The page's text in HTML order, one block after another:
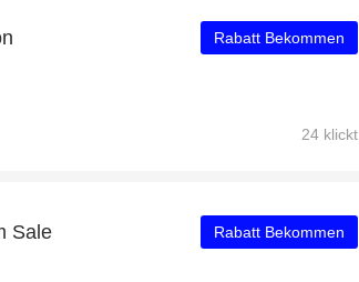
Rabatt Bekommen
24 klickt
Sale Rabatt Bekommen